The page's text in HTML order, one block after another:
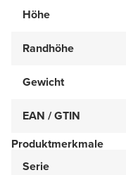
Höhe
Randhöhe
Gewicht
EAN / GTIN
Produktmerkmale
Serie